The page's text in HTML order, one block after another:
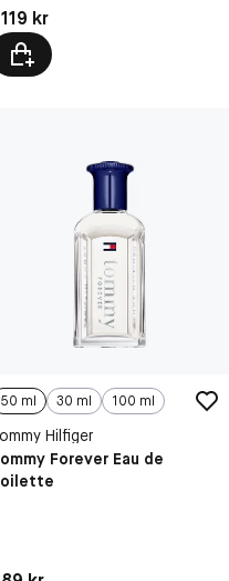
1 119 kr
kr
50 ml 30 ml 100 ml
Hilfiger
Forever Eau de